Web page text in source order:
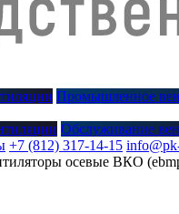
Промышленное
Обслуживание
+7 (812) 317-14-15
осевые ВКО